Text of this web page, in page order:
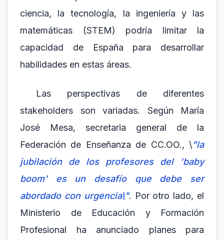
ciencia, la tecnología, la ingeniería y las
matemáticas (STEM) podría limitar la
capacidad de España para desarrollar
habilidades en estas áreas.
Las perspectivas de diferentes
stakeholders son variadas. Según María
José Mesa, secretaria general de la
Federación de Enseñanza de CC.OO., \"la
jubilación de los profesores del 'baby
boom' es un desafío que debe ser
abordado con urgencia\". Por otro lado, el
Ministerio de Educación y Formación
Profesional ha anunciado planes para